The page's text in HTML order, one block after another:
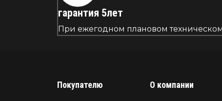
гарантия 5лет
При ежегодном плановом
Покупателю О компании